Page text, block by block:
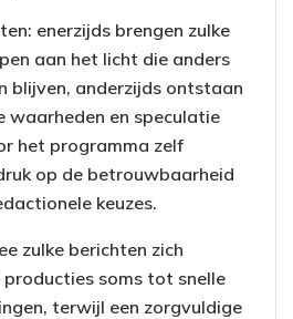
enerzijds brengen zulke
aan het licht die anders
blijven, anderzijds ontstaan
waarheden en speculatie
het programma zelf
op de betrouwbaarheid
keuzes.
zulke berichten zich
soms tot snelle
terwijl een zorgvuldige